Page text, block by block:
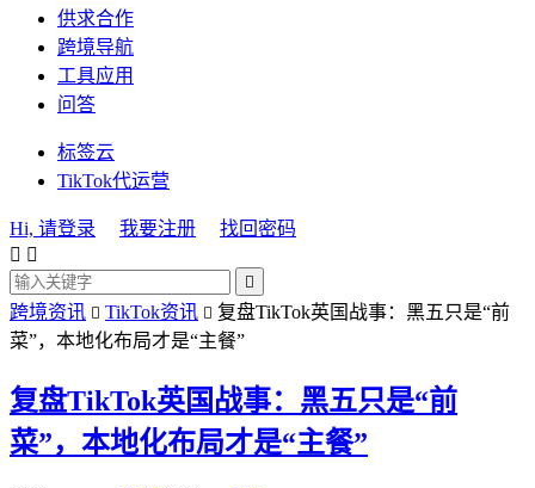
供求合作
跨境导航
工具应用
问答
标签云
TikTok代运营
Hi, 请登录 我要注册
找回密码
 

跨境资讯  TikTok资讯  复盘TikTok英国战事：黑五只是“前
菜”，本地化布局才是“主餐”
复盘TikTok英国战事：黑五只是“前
菜”，本地化布局才是“主餐”